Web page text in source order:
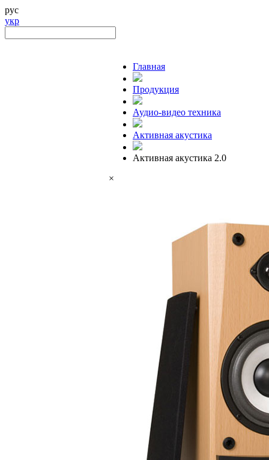
рус
укр
Главная
Продукция
Аудио-видео техника
Активная акустика
Активная акустика 2.0
×